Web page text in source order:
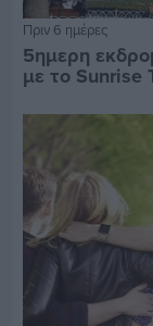
Πριν 6 ημέρες
5ημερη
με το Sunrise